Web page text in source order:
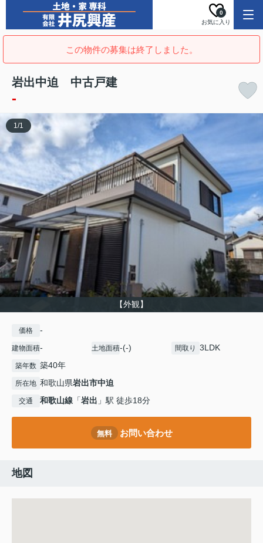
お気に入り
0
この物件の募集は終了しました。
岩出中迫 中古戸建
-
【外観】
1/1
価格 -
建物面積- 土地面積-(-) 間取り 3LDK
築年数 築40年
所在地 和歌山県岩出市中迫
交通 和歌山線 「岩出 」駅 徒歩18分
無料 お問い合わせ
地図